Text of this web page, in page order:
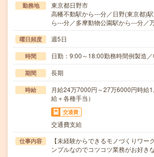
勤務地
東京都日野市
高幡不動駅から---分／日野(東京都)
ら---分／多摩動物公園駅から---分／
曜日頻度 週5日
時間 日勤：9:00～18:00勤務時間例製造
期間 長期
時給
月給24万7000円～27万6000円時給
給＋各種手当）
交通費
交通費支給
仕事内容
【未経験からできるモノづくりワー
ンプルなのでコツコツ業務がお好き